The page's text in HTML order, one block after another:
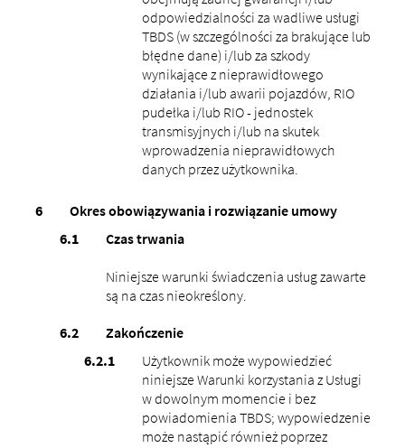
odpowiedzialności za wadliwe usługi
TBDS (w szczególności za brakujące lub
błędne dane) i/lub za szkody
wynikające z nieprawidłowego
działania i/lub awarii pojazdów, RIO
pudełka i/lub RIO - jednostek
transmisyjnych i/lub na skutek
wprowadzenia nieprawidłowych
danych przez użytkownika.
Okres obowiązywania i rozwiązanie umowy
Czas trwania
Niniejsze warunki świadczenia usług zawarte
są na czas nieokreślony.
Zakończenie
Użytkownik może wypowiedzieć
niniejsze Warunki korzystania z Usługi
w dowolnym momencie i bez
powiadomienia TBDS; wypowiedzenie
może nastąpić również poprzez